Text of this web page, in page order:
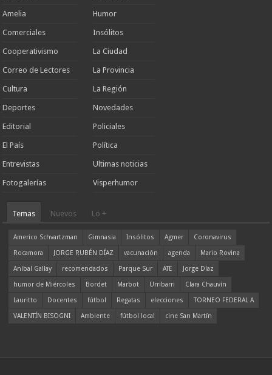
Amelia
Comerciales
Cooperativismo
Correo de Lectores
Cultura
Deportes
Editorial
El País
Entrevistas
Fotogalerías
Humor
Insólitos
La Ciudad
La Provincia
La Región
Novedades
Policiales
Política
Ultimas noticias
Visperhumor
Temas Nuevos Lo +
Americo Schvartzman Gimnasia Insólitos Agmer
Coronavirus
Rocamora
JORGE RUBÉN DÍAZ vacunación agenda
Mario Rovina
Aníbal Gallay
recomendados Parque Sur ATE
Jorge Díaz
humor de Miércoles
Bordet Marbot Urribarri
Clara Chauvín
Lauritto
Docentes fútbol Regatas elecciones
TORNEO FEDERAL A
VALENTÍN BISOGNI
Ambiente fútbol local cine San Martín